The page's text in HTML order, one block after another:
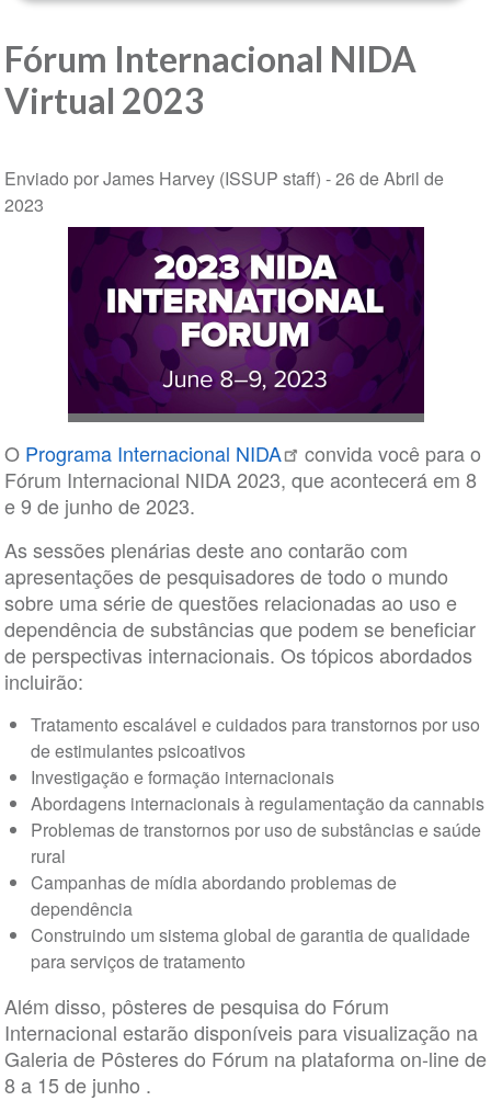
Fórum Internacional NIDA
Virtual 2023
Enviado por James Harvey (ISSUP staff) -26 de Abril de
2023
O Programa Internacional NIDA
convida você para o
Fórum Internacional NIDA 2023, que acontecerá em 8
e 9 de junho de 2023.
As sessões plenárias deste ano contarão com
apresentações de pesquisadores de todo o mundo
sobre uma série de questões relacionadas ao uso e
dependência de substâncias que podem se beneficiar
de perspectivas internacionais. Os tópicos abordados
incluirão:
Tratamento escalável e cuidados para transtornos por uso
de estimulantes psicoativos
Investigação e formação internacionais
Abordagens internacionais à regulamentação da cannabis
Problemas de transtornos por uso de substâncias e saúde
rural
Campanhas de mídia abordando problemas de
dependência
Construindo um sistema global de garantia de qualidade
para serviços de tratamento
Além disso, pôsteres de pesquisa do Fórum
Internacional estarão disponíveis para visualização na
Galeria de Pôsteres do Fórum na plataforma on-line de
8 a 15 de junho .